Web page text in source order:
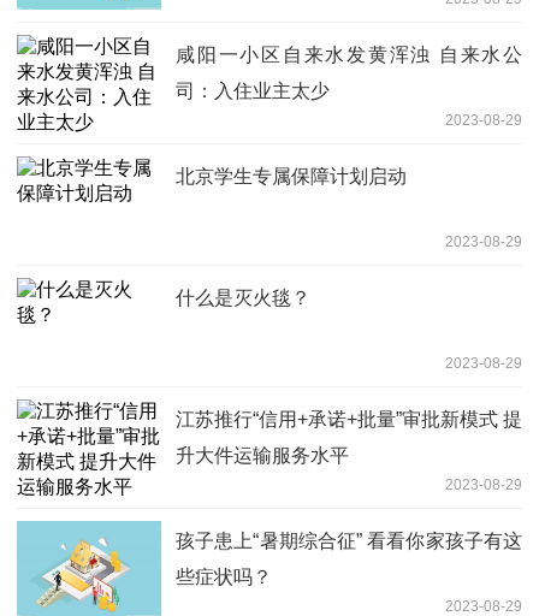
咸阳一小区自来水发黄浑浊 自来水公
司：入住业主太少
2023-08-29
北京学生专属保障计划启动
2023-08-29
什么是灭火毯？
2023-08-29
江苏推行“信用+承诺+批量”审批新模式 提
升大件运输服务水平
2023-08-29
孩子患上“暑期综合征” 看看你家孩子有这
些症状吗？
2023-08-29